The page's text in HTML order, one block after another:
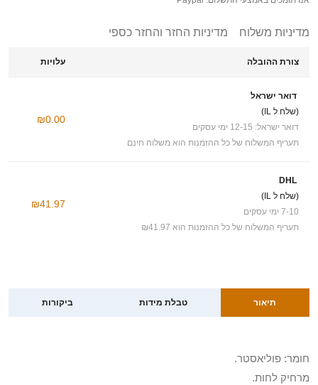
מדיניות משלוח מדיניות החזר והחזר כספי
צורת ההובלה עלויות
דואר ישראל
(שלח ל IL)
דואר ישראל: 12-15 ימי עסקים
תעריף המשלוח של כל ההזמנות הוא משלוח חינם
₪0.00
DHL
(שלח ל IL)
7-10 ימי עסקים
תעריף המשלוח של כל ההזמנות הוא ₪41.97
₪41.97
תיאור טבלת מידות ביקורות
חומר: פוליאסטר.
מרחיק לחות.